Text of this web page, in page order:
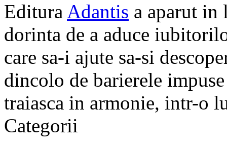
Editura Adantis a aparut in
dorinta de a aduce
care sa-i ajute sa-si
dincolo de barierele
traiasca in armonie, intr-o
Categorii